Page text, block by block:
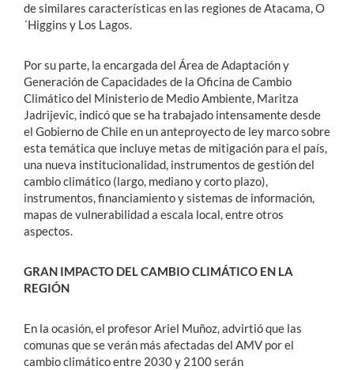
de similares características en las regiones de Atacama, O
´Higgins y Los Lagos.
Por su parte, la encargada del Área de Adaptación y
Generación de Capacidades de la Oficina de Cambio
Climático del Ministerio de Medio Ambiente, Maritza
Jadrijevic, indicó que se ha trabajado intensamente desde
el Gobierno de Chile en un anteproyecto de ley marco sobre
esta temática que incluye metas de mitigación para el país,
una nueva institucionalidad, instrumentos de gestión del
cambio climático (largo, mediano y corto plazo),
instrumentos, financiamiento y sistemas de información,
mapas de vulnerabilidad a escala local, entre otros
aspectos.
GRAN IMPACTO DEL CAMBIO CLIMÁTICO EN LA
REGIÓN
En la ocasión, el profesor Ariel Muñoz, advirtió que las
comunas que se verán más afectadas del AMV por el
cambio climático entre 2030 y 2100 serán